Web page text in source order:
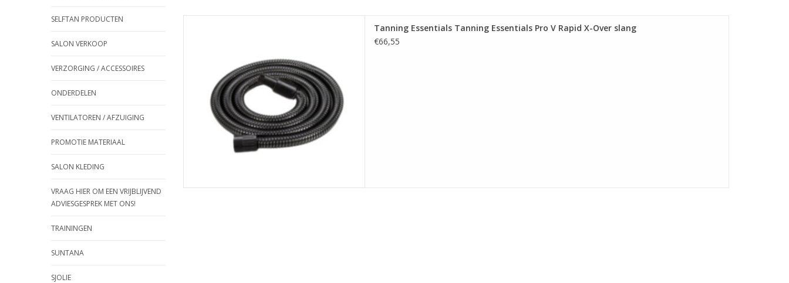
SELFTAN PRODUCTEN
SALON VERKOOP
VERZORGING / ACCESSOIRES
ONDERDELEN
VENTILATOREN / AFZUIGING
PROMOTIE MATERIAAL
SALON KLEDING
VRAAG HIER OM EEN VRIJBLIJVEND
ADVIESGESPREK MET ONS!
TRAININGEN
SUNTANA
SJOLIE
de 'Pro V' applicator)
Past alleen op Rapid Machine met Pro V-applicator
zoals hieronder afgebeeld - het past niet op
originele Rapid-applicator
TOEVOEGEN AAN WINKELWAGEN
Tanning Essentials Tanning Essentials Pro V Rapid X-Over slang
€66,55